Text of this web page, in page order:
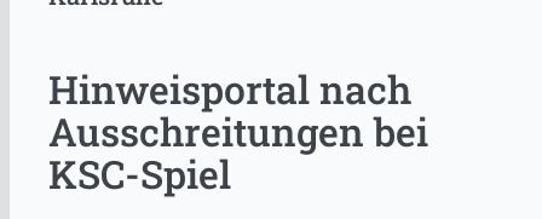
Hinweisportal nach
Ausschreitungen bei
KSC-Spiel